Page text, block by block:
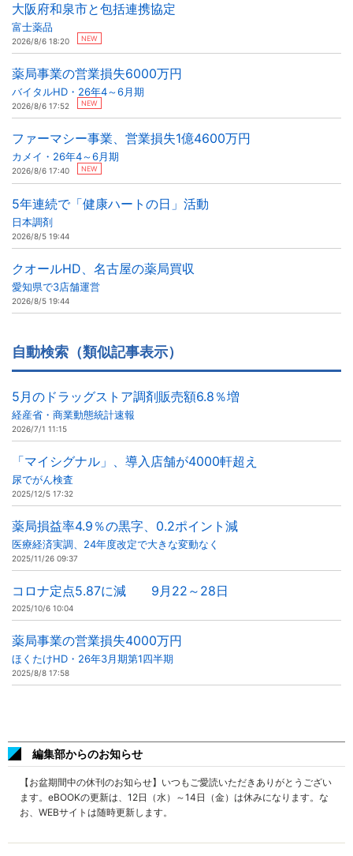
大阪府和泉市と包括連携協定
富士薬品
2026/8/6 18:20 NEW
薬局事業の営業損失6000万円
バイタルHD・26年4～6月期
2026/8/6 17:52 NEW
ファーマシー事業、営業損失1億4600万円
カメイ・26年4～6月期
2026/8/6 17:40 NEW
5年連続で「健康ハートの日」活動
日本調剤
2026/8/5 19:44
クオールHD、名古屋の薬局買収
愛知県で3店舗運営
2026/8/5 19:44
自動検索（類似記事表示）
5月のドラッグストア調剤販売額6.8％増
経産省・商業動態統計速報
2026/7/1 11:15
「マイシグナル」、導入店舗が4000軒超え
尿でがん検査
2025/12/5 17:32
薬局損益率4.9％の黒字、0.2ポイント減
医療経済実調、24年度改定で大きな変動なく
2025/11/26 09:37
コロナ定点5.87に減 9月22～28日
2025/10/6 10:04
薬局事業の営業損失4000万円
ほくたけHD・26年3月期第1四半期
2025/8/8 17:58
編集部からのお知らせ
【お盆期間中の休刊のお知らせ】いつもご愛読いただきありがとうござい
ます。eBOOKの更新は、12日（水）～14日（金）は休みになります。な
お、WEBサイトは随時更新します。